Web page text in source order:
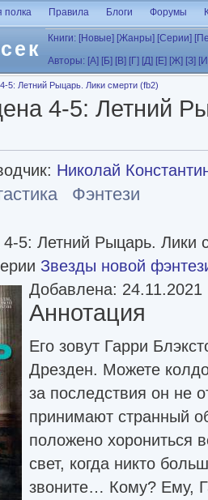
полка Правила Блоги Форумы
Книги: [Новые] [Жанры] [Серии]
Авторы: [А] [Б] [В] [Г] [Д] [Е] [Ж] [З]
5: Летний Рыцарь. Лики смерти (fb2)
4-5: Летний
Николай
Фэнтези
5: Летний Рыцарь. Лики
Звезды новой
Добавлена: 24.11.2021
Аннотация
Его зовут Гарри
Дрезден. Можете
за последствия он не
принимают странный
положено хорониться
свет, когда никто
звоните… Кому? Ему,